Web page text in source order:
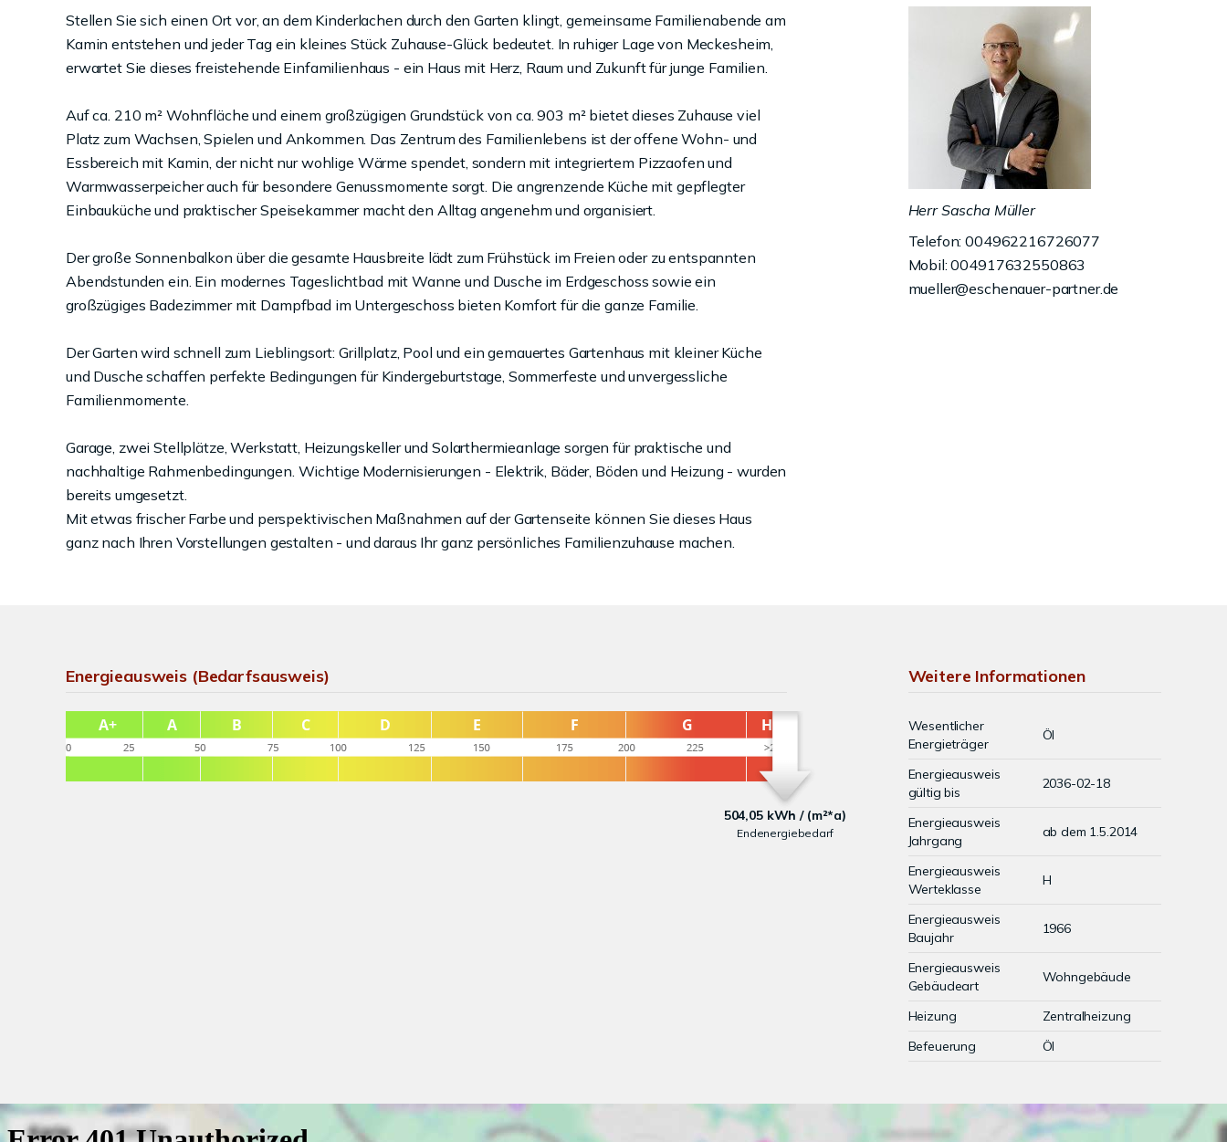
Stellen Sie sich einen Ort vor, an dem Kinderlachen durch den Garten klingt, gemeinsame Familienabende am
Kamin entstehen und jeder Tag ein kleines Stück Zuhause-Glück bedeutet. In ruhiger Lage von Meckesheim,
erwartet Sie dieses freistehende Einfamilienhaus - ein Haus mit Herz, Raum und Zukunft für junge Familien.
Auf ca. 210 m² Wohnfläche und einem großzügigen Grundstück von ca. 903 m² bietet dieses Zuhause viel
Platz zum Wachsen, Spielen und Ankommen. Das Zentrum des Familienlebens ist der offene Wohn- und
Essbereich mit Kamin, der nicht nur wohlige Wärme spendet, sondern mit integriertem Pizzaofen und
Warmwasserpeicher auch für besondere Genussmomente sorgt. Die angrenzende Küche mit gepflegter
Einbauküche und praktischer Speisekammer macht den Alltag angenehm und organisiert.
Der große Sonnenbalkon über die gesamte Hausbreite lädt zum Frühstück im Freien oder zu entspannten
Abendstunden ein. Ein modernes Tageslichtbad mit Wanne und Dusche im Erdgeschoss sowie ein
großzügiges Badezimmer mit Dampfbad im Untergeschoss bieten Komfort für die ganze Familie.
Der Garten wird schnell zum Lieblingsort: Grillplatz, Pool und ein gemauertes Gartenhaus mit kleiner Küche
und Dusche schaffen perfekte Bedingungen für Kindergeburtstage, Sommerfeste und unvergessliche
Familienmomente.
Garage, zwei Stellplätze, Werkstatt, Heizungskeller und Solarthermieanlage sorgen für praktische und
nachhaltige Rahmenbedingungen. Wichtige Modernisierungen - Elektrik, Bäder, Böden und Heizung - wurden
bereits umgesetzt.
Mit etwas frischer Farbe und perspektivischen Maßnahmen auf der Gartenseite können Sie dieses Haus
ganz nach Ihren Vorstellungen gestalten - und daraus Ihr ganz persönliches Familienzuhause machen.
Herr Sascha Müller
Telefon: 004962216726077
Mobil: 004917632550863
mueller@eschenauer-partner.de
Energieausweis (Bedarfsausweis)
504,05 kWh / (m²*a)
Endenergiebedarf
Weitere Informationen
Wesentlicher
Energieträger
Öl
Energieausweis
gültig bis
2036-02-18
Energieausweis
Jahrgang
ab dem 1.5.2014
Energieausweis
Werteklasse
H
Energieausweis
Baujahr
1966
Energieausweis
Gebäudeart
Wohngebäude
Heizung
Zentralheizung
Befeuerung
Öl